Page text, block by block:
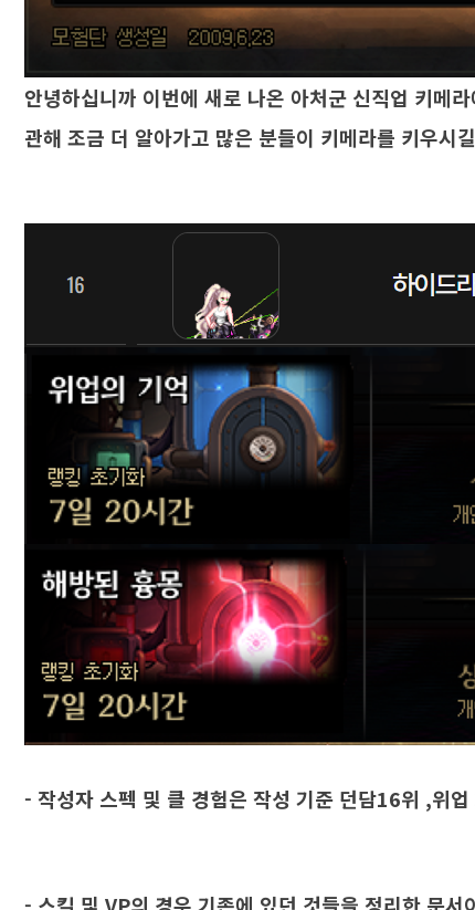
안녕하십니까 이번에 새로 나온 아처군 신직업 키메
관해 조금 더 알아가고 많은 분들이 키메라를 키우시
- 작성자 스펙 및 클 경험은 작성 기준 던담16위 ,위